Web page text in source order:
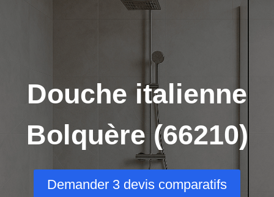
Douche italienne
Bolquère (66210)
Demander 3 devis comparatifs